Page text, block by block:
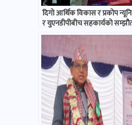
दिगो आर्थिक विकास र प्रकोप
र युएनडीपीबीच सहकार्यको